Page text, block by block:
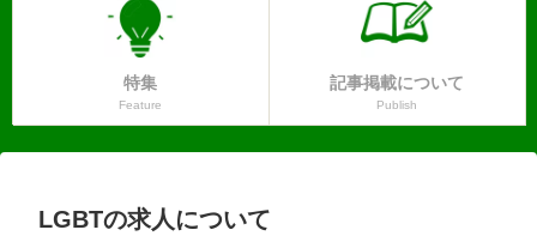
特集
Feature
記事掲載について
Publish
LGBTの求人について